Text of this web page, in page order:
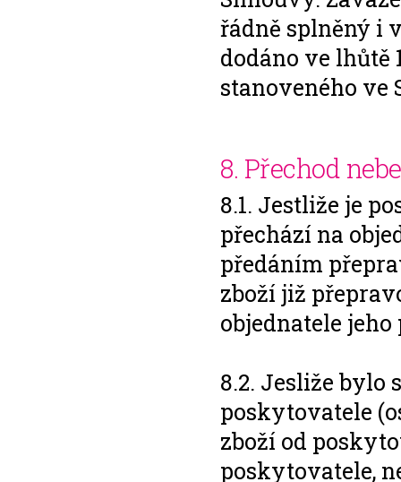
řádně splněný i
dodáno ve lhůtě
stanoveného ve
8. Přechod
8.1. Jestliže je
přechází na
předáním
zboží již
objednatele
8.2. Jesliže bylo
poskytovatele
zboží od
poskytovatele,